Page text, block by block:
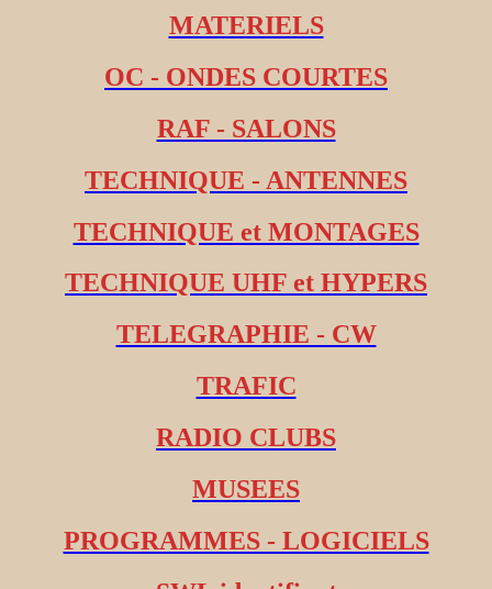
MATERIELS
OC - ONDES COURTES
RAF - SALONS
TECHNIQUE - ANTENNES
TECHNIQUE et MONTAGES
TECHNIQUE UHF et HYPERS
TELEGRAPHIE - CW
TRAFIC
RADIO CLUBS
MUSEES
PROGRAMMES - LOGICIELS